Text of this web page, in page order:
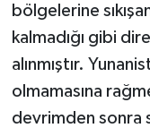
bölgelerine
kalmadığı gibi
alınmıştır.
olmamasına
devrimden sonra